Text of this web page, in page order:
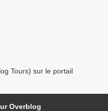
Tours) sur le portail
Overblog